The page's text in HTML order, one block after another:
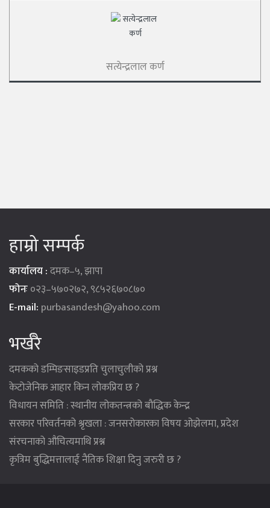
सत्येन्द्रलाल कर्ण
हाम्रो सम्पर्क
कार्यालय :दमक–५, झापा
फोनः०२३–५७०२७२, ९८५२६७०८७०
E-mail: purbasandesh@yahoo.com
भर्खरै
दमकको डम्पिङसाइडप्रति चुलाचुलीको प्रश्न
केटोजेनिक आहार किन लोकप्रिय छ ?
विधायन समिति : स्थानीय लोकतन्त्रको बौद्धिक केन्द्र
सरकार परिवर्तनको श्रृखला : जनसरोकारका विषय ओझेलमा, प्रदेश
संरचनाको औचित्यमाथि प्रश्न
कृत्रिम बुद्धिमत्तालाई नैतिक शिक्षा दिनु जरुरी छ ?